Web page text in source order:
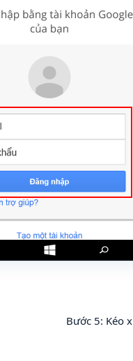
Bước 5: Kéo